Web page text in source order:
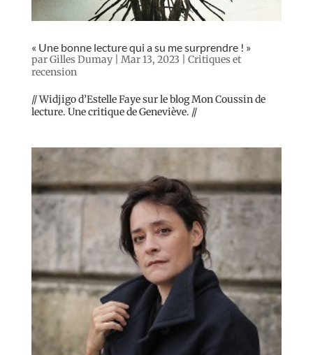
« Une bonne lecture qui a su me surprendre ! »
parGilles Dumay| Mar 13, 2023
Critiques et
recension
// Widjigo d’Estelle Faye sur le blog Mon Coussin de
lecture. Une critique de Geneviève. //